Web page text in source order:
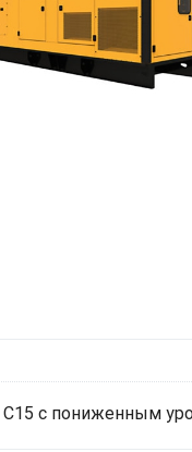
C15 с пониженным